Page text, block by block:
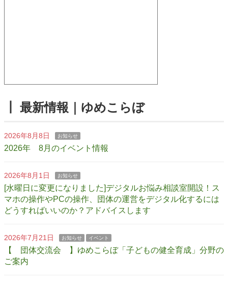
┃ 最新情報｜ゆめこらぼ
2026年8月8日 お知らせ
2026年 8月のイベント情報
2026年8月1日 お知らせ
[水曜日に変更になりました]デジタルお悩み相談室開設！ス
マホの操作やPCの操作、団体の運営をデジタル化するには
どうすればいいのか？アドバイスします
2026年7月21日 お知らせ イベント
【 団体交流会 】ゆめこらぼ「子どもの健全育成」分野の
ご案内